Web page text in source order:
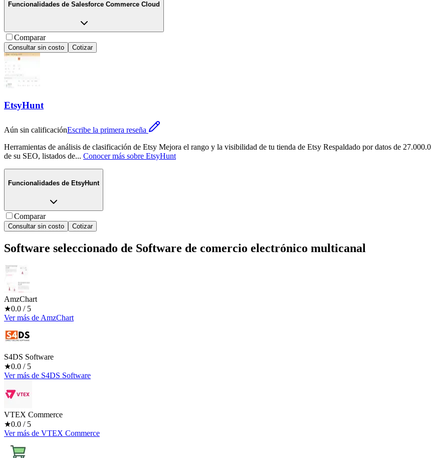
Funcionalidades de Salesforce Commerce Cloud
Comparar
Consultar sin costo Cotizar
EtsyHunt
Aún sin calificaciónEscribe la primera reseña
Herramientas de análisis de clasificación de Etsy Mejora el rango y la visibilidad de tu tienda de Etsy Respaldado por datos de
de su SEO, listados de... Conocer más sobre EtsyHunt
Funcionalidades de EtsyHunt
Comparar
Consultar sin costo Cotizar
Software seleccionado de Software de comercio electrónico multicanal
AmzChart
★0.0 / 5
Ver más deAmzChart
S4DS Software
★0.0 / 5
Ver más de S4DS Software
VTEX Commerce
★0.0 / 5
Ver más de VTEX Commerce